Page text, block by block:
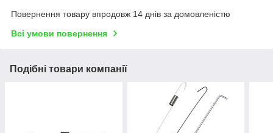
Повернення товару впродовж 14 днів за домовленістю
Всі умови повернення
Подібні товари компанії